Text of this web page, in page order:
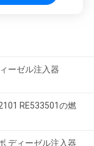
ーゼル注入器
RE533501の燃
ディーゼル注入器